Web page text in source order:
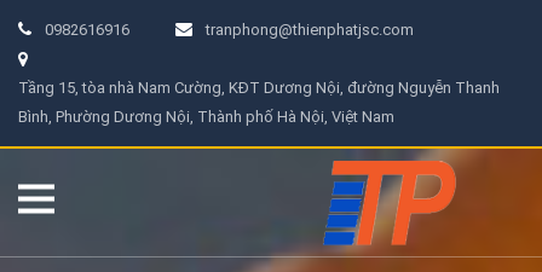
0982616916 tranphong@thienphatjsc.com
Tầng 15, tòa nhà Nam Cường, KĐT Dương Nội, đường Nguyễn Thanh
Bình, Phường Dương Nội, Thành phố Hà Nội, Việt Nam